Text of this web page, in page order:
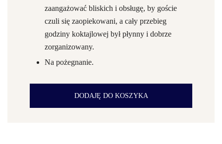
zaangażować bliskich i obsługę, by goście
czuli się zaopiekowani, a cały przebieg
godziny koktajlowej był płynny i dobrze
zorganizowany.
Na pożegnanie.
DODAJĘ DO KOSZYKA